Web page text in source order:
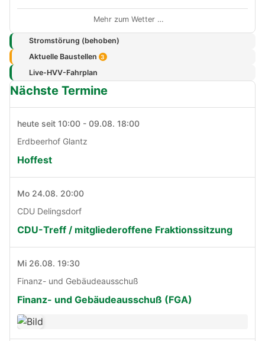
Mehr zum Wetter …
Stromstörung (behoben)
Aktuelle Baustellen 3
Live-HVV-Fahrplan
Nächste Termine
heute seit 10:00 - 09.08. 18:00
Erdbeerhof Glantz
Hoffest
Mo 24.08. 20:00
CDU Delingsdorf
CDU-Treff / mitgliederoffene Fraktionssitzung
Mi 26.08. 19:30
Finanz- und Gebäudeausschuß
Finanz- und Gebäudeausschuß (FGA)